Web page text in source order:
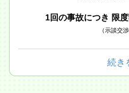
1回の事故につき 限
（示談交
続き